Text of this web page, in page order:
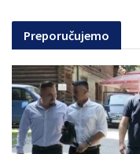
Preporučujemo